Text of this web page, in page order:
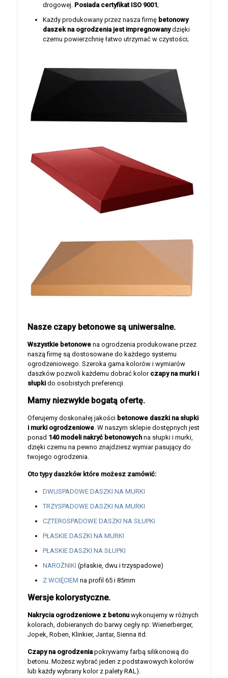
drogowej. Posiada certyfikat ISO 9001;
Każdy produkowany przez nasza firmę betonowy
daszek na ogrodzenia jest impregnowanydzięki
czemu powierzchnię łatwo utrzymać w czystości;
Nasze czapy betonowe są uniwersalne.
Wszystkie betonowe na ogrodzenia produkowane przez
naszą firmę są dostosowane do każdego systemu
ogrodzeniowego. Szeroka gama kolorów i wymiarów
daszków pozwoli każdemu dobrać kolor czapy na murki i
słupki do osobistych preferencji.
Mamy niezwykle bogatą ofertę.
Oferujemy doskonałej jakości betonowe daszki na słupki
i murki ogrodzeniowe. W naszym sklepie dostępnych jest
ponad 140 modeli nakryć betonowych na słupki i murki,
dzięki czemu na pewno znajdziesz wymiar pasujący do
twojego ogrodzenia.
Oto typy daszków które możesz zamówić:
DWUSPADOWE DASZKI NA MURKI
TRZYSPADOWE DASZKI NA MURKI
CZTEROSPADOWE DASZKI NA SŁUPKI
PŁASKIE DASZKI NA MURKI
PŁASKIE DASZKI NA SŁUPKI
NAROŻNIKI (płaskie, dwu i trzyspadowe)
Z WCIĘCIEM na profil 65 i 85mm
Wersje kolorystyczne.
Nakrycia ogrodzeniowe z betonu wykonujemy w różnych
kolorach, dobieranych do barwy cegły np: Wienerberger,
Jopek, Roben, Klinkier, Jantar, Sienna itd.
Czapy na ogrodzeniapokrywamy farbą silikonową do
betonu. Możesz wybrać jeden z podstawowych kolorów
lub każdy wybrany kolor z palety RAL).